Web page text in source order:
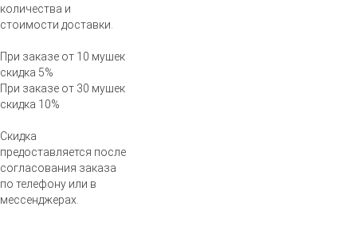
количества и
стоимости доставки.
При заказе от 10 мушек
скидка 5%
При заказе от 30 мушек
скидка 10%
Скидка
предоставляется после
согласования заказа
по телефону или в
мессенджерах.